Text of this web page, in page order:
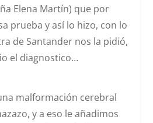
Elena Martín) que por
prueba y así lo hizo, con lo
de Santander nos la pidió,
el diagnostico…
malformación cerebral
y a eso le añadimos